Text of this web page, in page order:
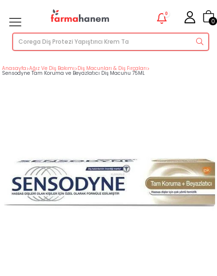
0
0
Anasayfa>Ağız Ve Diş Bakımı>Diş Macunları & Diş Fırçaları>
Sensodyne Tam Koruma ve Beyazlatıcı Diş Macunu 75ML